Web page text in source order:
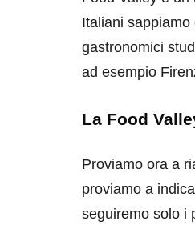
Italiani
gastronomici
ad esempio
La Food
Proviamo ora a
proviamo a
seguiremo solo i